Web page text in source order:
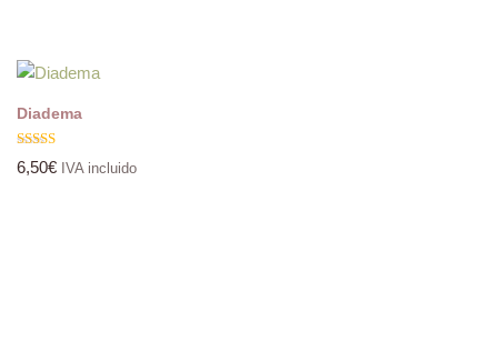
Diadema
Valorado
con
6,50€ IVA incluido